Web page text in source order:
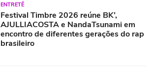
ENTRETÊ
Festival Timbre 2026 reúne BK’,
AJULLIACOSTA e NandaTsunami em
encontro de diferentes gerações do rap
brasileiro